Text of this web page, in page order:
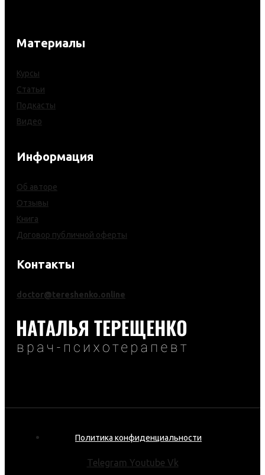
Материалы
Курсы
Статьи
Подкасты
Видео
Информация
Об авторе
Отзывы
Книга
Договор публичной оферты
Контакты
doctor@tereshenko.online
Политика конфиденциальности
Telegram Youtube Vk